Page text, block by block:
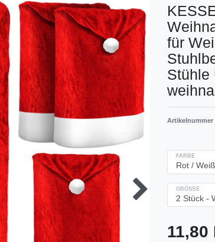
für
Stühle
Artikelnummer
FARBE
GRÖSSE
11,80